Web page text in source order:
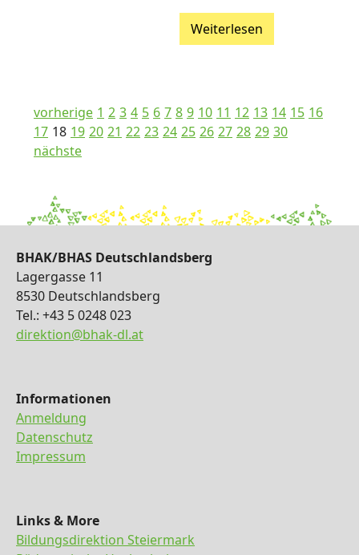
Weiterlesen
vorherige 1 2 3 4 5 6 7 8 9 10 11 12 13 14 15 16
17 18 19 20 21 22 23 24 25 26 27 28 29 30
nächste
BHAK/BHAS Deutschlandsberg
Lagergasse 11
8530 Deutschlandsberg
Tel.: +43 5 0248 023
direktion@bhak-dl.at
Informationen
Anmeldung
Datenschutz
Impressum
Links & More
Bildungsdirektion Steiermark